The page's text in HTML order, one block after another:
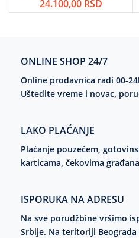
24.100,00 RSD
ONLINE SHOP 24/7
Online prodavnica radi 00-
Uštedite vreme i novac,
LAKO PLAĆANJE
Plaćanje pouzećem,
karticama, čekovima
ISPORUKA NA ADRESU
Na sve porudžbine vršimo
Srbije. Na teritoriji